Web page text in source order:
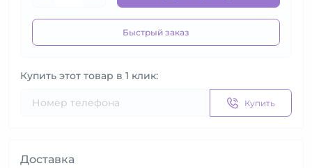
Быстрый заказ
Купить этот товар в 1 клик:
Купить
Доставка